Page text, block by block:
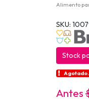
Alimento
SKU:
Stock
Agotado.
Antes